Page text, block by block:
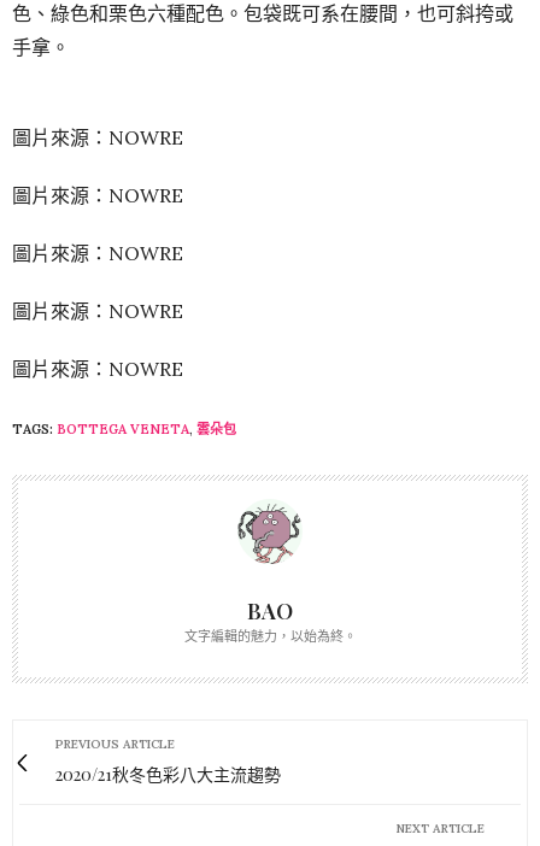
色、綠色和栗色六種配色。包袋既可系在腰間，也可斜挎或
手拿。
圖片來源：NOWRE
圖片來源：NOWRE
圖片來源：NOWRE
圖片來源：NOWRE
圖片來源：NOWRE
TAGS: BOTTEGA VENETA, 雲朵包
BAO
文字編輯的魅力，以始為終。
PREVIOUS ARTICLE
2020/21秋冬色彩八大主流趨勢
NEXT ARTICLE